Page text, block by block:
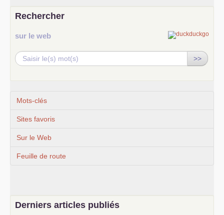
Rechercher
sur le web
>>
Mots-clés
Sites favoris
Sur le Web
Feuille de route
Derniers articles publiés